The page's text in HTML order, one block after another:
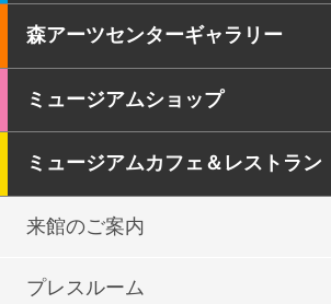
森アーツセンターギャラリー
ミュージアムショップ
ミュージアムカフェ＆レストラン
来館のご案内
プレスルーム